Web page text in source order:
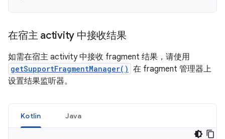
在宿主 activity 中接收结果
如需在宿主 activity 中接收 fragment 结果，请使用
getSupportFragmentManager() 在 fragment 管理器上
设置结果监听器。
Kotlin Java